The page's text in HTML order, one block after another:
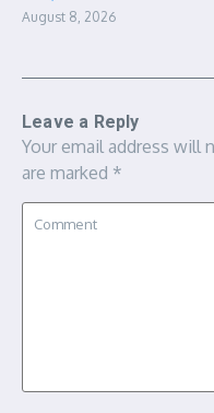
August 8, 2026
Leave a Reply
Your email address will
are marked *